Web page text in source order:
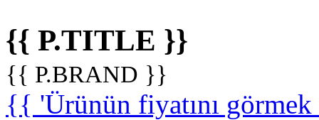
{{ P.TITLE }}
{{ P.BRAND }}
{{ 'Ürünün fiyatını